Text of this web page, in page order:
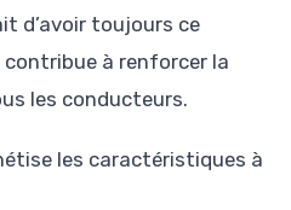
d’avoir toujours ce
à renforcer la
les conducteurs.
les caractéristiques à